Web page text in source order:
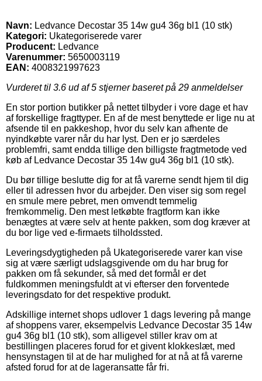
Navn: Ledvance Decostar 35 14w gu4 36g bl1 (10 stk)
Kategori: Ukategoriserede varer
Producent: Ledvance
Varenummer: 5650003119
EAN: 4008321997623
Vurderet til 3.6 ud af 5 stjerner baseret på 29 anmeldelser
En stor portion butikker på nettet tilbyder i vore dage et hav
af forskellige fragttyper. En af de mest benyttede er lige nu at
afsende til en pakkeshop, hvor du selv kan afhente de
nyindkøbte varer når du har lyst. Den er jo særdeles
problemfri, samt endda tillige den billigste fragtmetode ved
køb af Ledvance Decostar 35 14w gu4 36g bl1 (10 stk).
Du bør tillige beslutte dig for at få varerne sendt hjem til dig
eller til adressen hvor du arbejder. Den viser sig som regel
en smule mere pebret, men omvendt temmelig
fremkommelig. Den mest letkøbte fragtform kan ikke
benægtes at være selv at hente pakken, som dog kræver at
du bor lige ved e-firmaets tilholdssted.
Leveringsdygtigheden på Ukategoriserede varer kan vise
sig at være særligt udslagsgivende om du har brug for
pakken om få sekunder, så med det formål er det
fuldkommen meningsfuldt at vi efterser den forventede
leveringsdato for det respektive produkt.
Adskillige internet shops udlover 1 dags levering på mange
af shoppens varer, eksempelvis Ledvance Decostar 35 14w
gu4 36g bl1 (10 stk), som alligevel stiller krav om at
bestillingen placeres forud for et givent klokkeslæt, med
hensynstagen til at de har mulighed for at nå at få varerne
afsted forud for at de lageransatte får fri.